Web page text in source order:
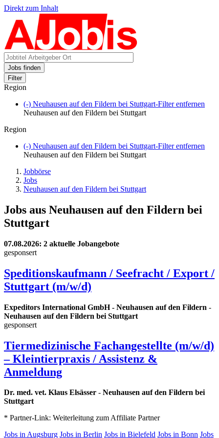
Direkt zum Inhalt
Jobs finden
Filter
Region
(-) Neuhausen auf den Fildern bei Stuttgart-Filter entfernen
Neuhausen auf den Fildern bei Stuttgart
Region
(-) Neuhausen auf den Fildern bei Stuttgart-Filter entfernen
Neuhausen auf den Fildern bei Stuttgart
Jobbörse
Jobs
Neuhausen auf den Fildern bei Stuttgart
Jobs aus Neuhausen auf den Fildern bei
Stuttgart
07.08.2026: 2 aktuelle Jobangebote
gesponsert
Speditionskaufmann / Seefracht / Export /
Stuttgart (m/w/d)
Expeditors International GmbH - Neuhausen auf den Fildern -
Neuhausen auf den Fildern bei Stuttgart
gesponsert
Tiermedizinische Fachangestellte (m/w/d)
– Kleintierpraxis / Assistenz &
Anmeldung
Dr. med. vet. Klaus Elsässer - Neuhausen auf den Fildern bei
Stuttgart
* Partner-Link: Weiterleitung zum Affiliate Partner
Jobs in Augsburg Jobs in Berlin Jobs in Bielefeld Jobs in Bonn Jobs